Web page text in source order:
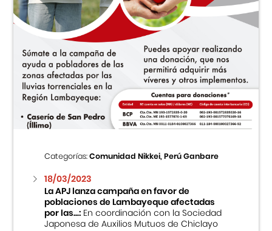
Categorías:Comunidad Nikkei, Perú Ganbare
18/03/2023
La APJ lanza campaña en favor de
poblaciones de Lambayeque afectadas
por las...:En coordinación con la Sociedad
Japonesa de Auxilios Mutuos de Chiclayo